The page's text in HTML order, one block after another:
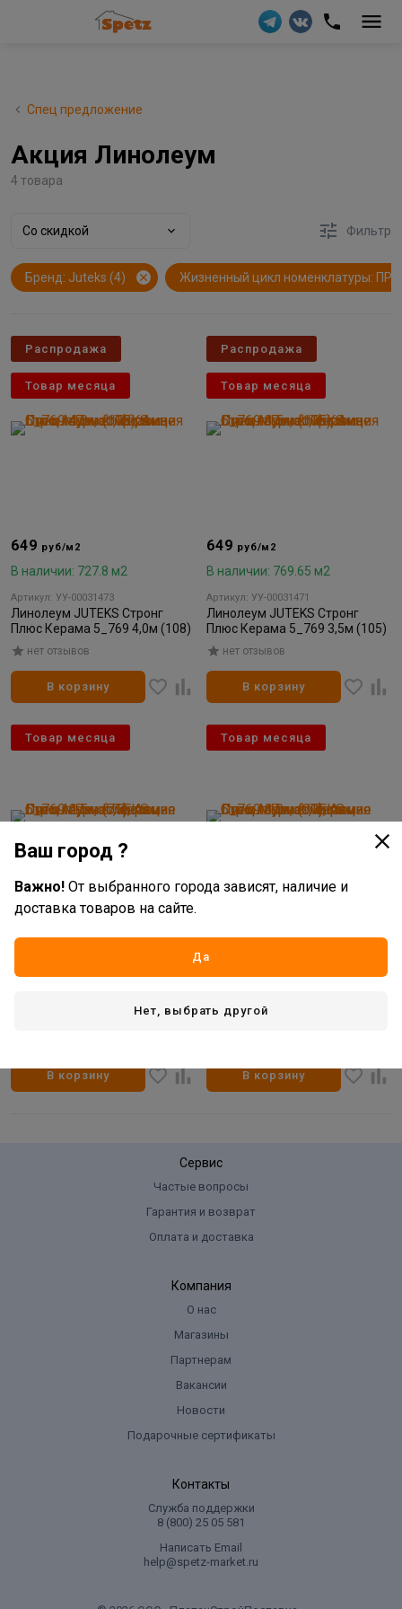
Спец предложение
Акция Линолеум
4 товара
Со скидкой Фильтр
Бренд: Juteks (4) Жизненный цикл номенклатуры:
649 руб/м2
В наличии: 727.8 м2
Артикул: УУ-00031473
Линолеум JUTEKS Стронг
Плюс Керама 5_769 4,0м (108)
нет отзывов
В корзину
Распродажа
Товар месяца
649 руб/м2
В наличии: 769.65 м2
Артикул: УУ-00031471
Линолеум JUTEKS Стронг
Плюс Керама 5_769 3,5м (105)
нет отзывов
В корзину
Распродажа
Товар месяца
649руб/м2
Плюс Керама 5_769 2,5м (75)
В корзину
Товар месяца
649руб/м2
В наличии: 488.1 м2
Плюс Керама 5_769 3,0м (90)
В корзину
Товар месяца
Сервис
Частые вопросы
Гарантия и возврат
Оплата и доставка
Компания
О нас
Магазины
Партнерам
Вакансии
Новости
Подарочные сертификаты
Контакты
Служба поддержки
8 (800) 25 05 581
Написать Email
help@spetz-market.ru
Ваш город ?
Важно! От выбранного города зависят, наличие и
доставка товаров на сайте.
Да
Нет, выбрать другой